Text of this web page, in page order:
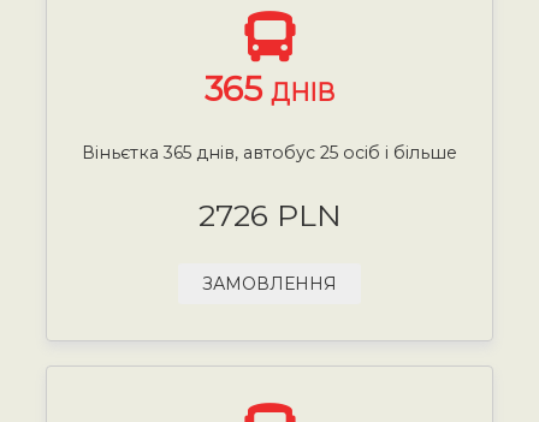
365 ДНІВ
Віньєтка 365 днів, автобус 25 осіб і більше
2726 PLN
ЗАМОВЛЕННЯ